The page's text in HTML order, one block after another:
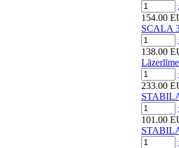
154.00
SCALA
138.00
233.00
101.00